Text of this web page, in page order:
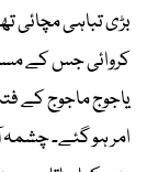
بڑی تباہی مچائی
کروائی جس کے
یاجوج ماجوج کے
امر ہو گئے۔